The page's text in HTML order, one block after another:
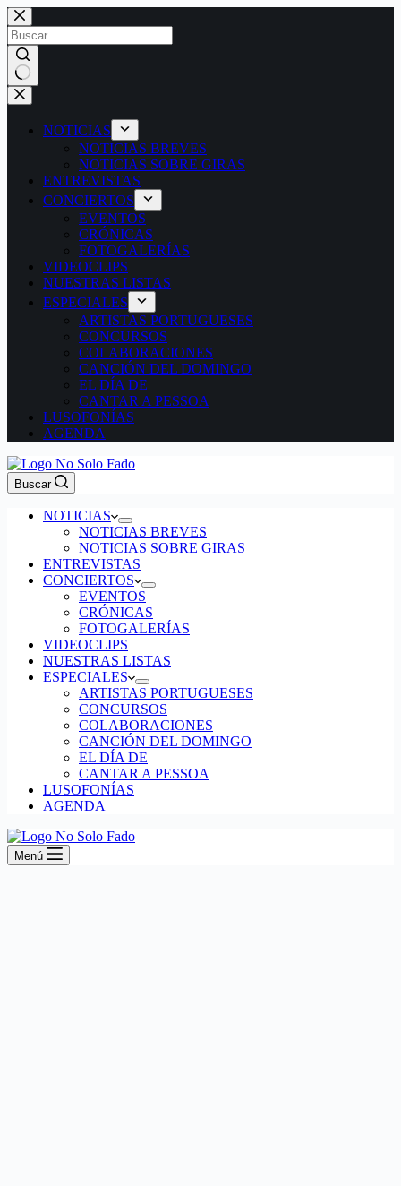
Saltar
al
contenido
Sin
resultados
NOTICIAS
NOTICIAS BREVES
NOTICIAS SOBRE GIRAS
ENTREVISTAS
CONCIERTOS
EVENTOS
CRÓNICAS
FOTOGALERÍAS
VIDEOCLIPS
NUESTRAS LISTAS
ESPECIALES
ARTISTAS PORTUGUESES
CONCURSOS
COLABORACIONES
CANCIÓN DEL DOMINGO
EL DÍA DE
CANTAR A PESSOA
LUSOFONÍAS
AGENDA
Buscar
NOTICIAS
NOTICIAS BREVES
NOTICIAS SOBRE GIRAS
ENTREVISTAS
CONCIERTOS
EVENTOS
CRÓNICAS
FOTOGALERÍAS
VIDEOCLIPS
NUESTRAS LISTAS
ESPECIALES
ARTISTAS PORTUGUESES
CONCURSOS
COLABORACIONES
CANCIÓN DEL DOMINGO
EL DÍA DE
CANTAR A PESSOA
LUSOFONÍAS
AGENDA
Menú